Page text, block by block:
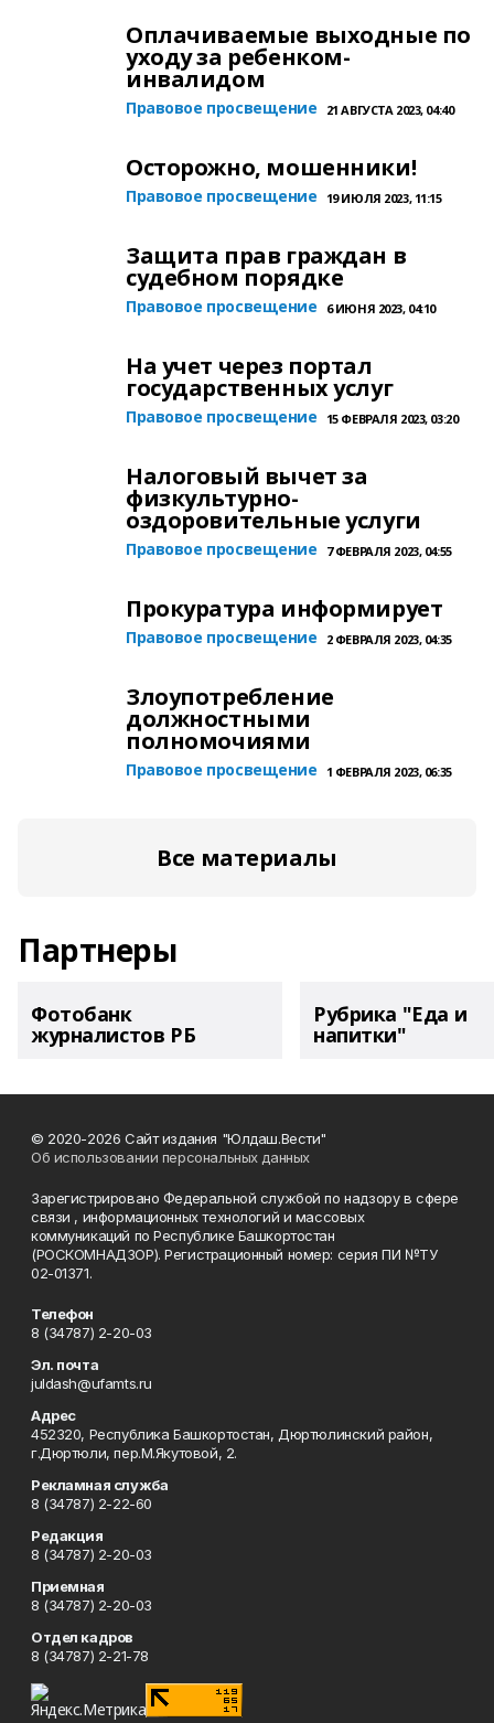
Оплачиваемые выходные по
уходу за ребенком-
инвалидом
Правовое просвещение 21 АВГУСТА 2023, 04:40
Осторожно, мошенники!
Правовое просвещение 19 ИЮЛЯ 2023, 11:15
Защита прав граждан в
судебном порядке
Правовое просвещение 6 ИЮНЯ 2023, 04:10
На учет через портал
государственных услуг
Правовое просвещение 15 ФЕВРАЛЯ 2023, 03:20
Налоговый вычет за
физкультурно-
оздоровительные услуги
Правовое просвещение 7 ФЕВРАЛЯ 2023, 04:55
Прокуратура информирует
Правовое просвещение 2 ФЕВРАЛЯ 2023, 04:35
Злоупотребление
должностными
полномочиями
Правовое просвещение 1 ФЕВРАЛЯ 2023, 06:35
Все материалы
Партнеры
Фотобанк
журналистов РБ
Рубрика "Еда и
напитки"
© 2020-2026 Сайт издания "Юлдаш.Вести"
Об использовании персональных данных
Зарегистрировано Федеральной службой по надзору в сфере
связи , информационных технологий и массовых
коммуникаций по Республике Башкортостан
(РОСКОМНАДЗОР). Регистрационный номер: серия ПИ №ТУ
02-01371.
Телефон
8 (34787) 2-20-03
Эл. почта
juldash@ufamts.ru
Адрес
452320, Республика Башкортостан, Дюртюлинский район,
г.Дюртюли, пер.М.Якутовой, 2.
Рекламная служба
8 (34787) 2-22-60
Редакция
8 (34787) 2-20-03
Приемная
8 (34787) 2-20-03
Отдел кадров
8 (34787) 2-21-78